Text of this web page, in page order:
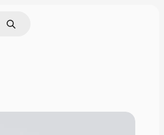
で検索
検索